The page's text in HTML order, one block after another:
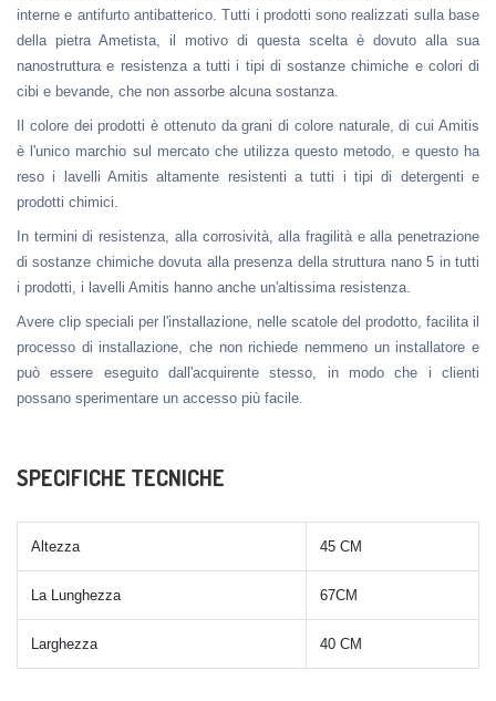
interne e antifurto antibatterico. Tutti i prodotti sono realizzati sulla base
della pietra Ametista, il motivo di questa scelta è dovuto alla sua
nanostruttura e resistenza a tutti i tipi di sostanze chimiche e colori di
cibi e bevande, che non assorbe alcuna sostanza.
Il colore dei prodotti è ottenuto da grani di colore naturale, di cui Amitis
è l'unico marchio sul mercato che utilizza questo metodo, e questo ha
reso i lavelli Amitis altamente resistenti a tutti i tipi di detergenti e
prodotti chimici.
In termini di resistenza, alla corrosività, alla fragilità e alla penetrazione
di sostanze chimiche dovuta alla presenza della struttura nano 5 in tutti
i prodotti, i lavelli Amitis hanno anche un'altissima resistenza.
Avere clip speciali per l'installazione, nelle scatole del prodotto, facilita il
processo di installazione, che non richiede nemmeno un installatore e
può essere eseguito dall'acquirente stesso, in modo che i clienti
possano sperimentare un accesso più facile.
SPECIFICHE TECNICHE
Altezza 45 CM
La Lunghezza 67CM
Larghezza 40 CM